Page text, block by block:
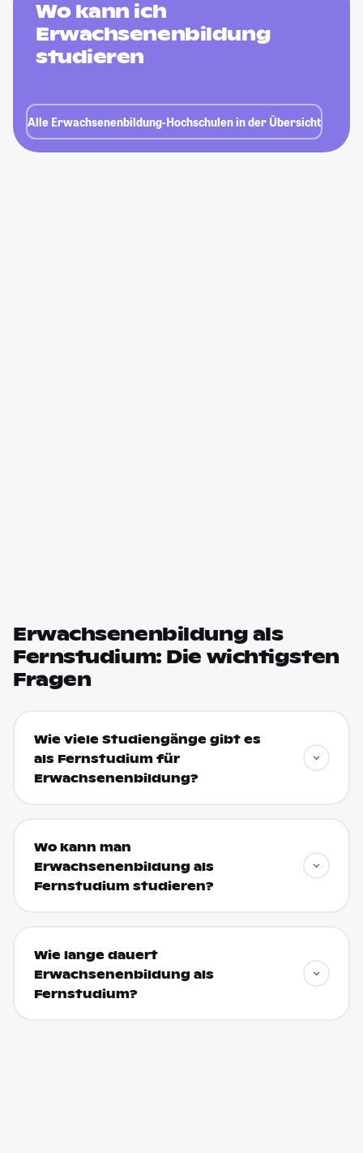
Wo kann ich
Erwachsenenbildung
studieren
Alle Erwachsenenbildung-Hochschulen in der Übersicht
Erwachsenenbildung als
Fernstudium: Die wichtigsten
Fragen
Wie viele Studiengänge gibt es
als Fernstudium für
Erwachsenenbildung?
Wo kann man
Erwachsenenbildung als
Fernstudium studieren?
Wie lange dauert
Erwachsenenbildung als
Fernstudium?